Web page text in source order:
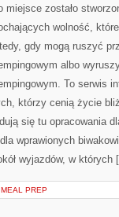
miejsce zostało
wolność,
gdy mogą ruszyć
albo
To serwis
którzy cenią życie
się tu opracowania
wprawionych
wyjazdów, w
PREP